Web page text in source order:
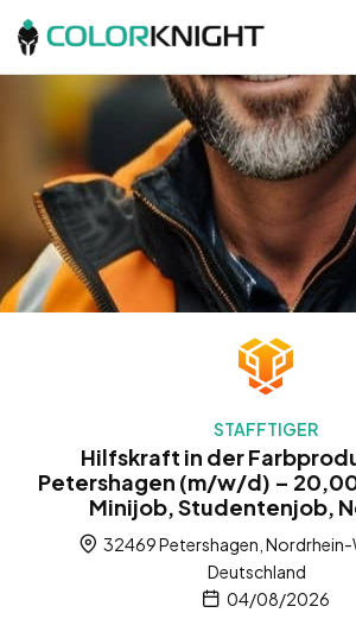
STAFFTIGER
Hilfskraft in der
Petershagen (m/w/d) –
Minijob, Studentenjob,
32469 Petershagen, Nordrhein-
Deutschland
04/08/2026